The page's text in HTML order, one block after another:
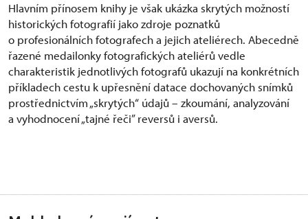
Hlavním přínosem knihy je však ukázka skrytých možností
historických fotografií jako zdroje poznatků
o profesionálních fotografech a jejich ateliérech. Abecedně
řazené medailonky fotografických ateliérů vedle
charakteristik jednotlivých fotografů ukazují na konkrétních
příkladech cestu k upřesnění datace dochovaných snímků
prostřednictvím „skrytých“ údajů – zkoumání, analyzování
a vyhodnocení „tajné řeči” reversů i aversů.